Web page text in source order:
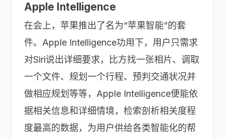
Apple Intelligence
在会上，苹果推出了名为“苹果智能”的套
件。Apple Intelligence功用下，用户只需求
对Siri说出详细要求，比方找一张相片、调取
一个文件、规划一个行程、预判交通状况并
做相应规划等等，Apple Intelligence便能依
据相关信息和详细情境，检索剖析相关度程
度最高的数据，为用户供给各类智能化的帮